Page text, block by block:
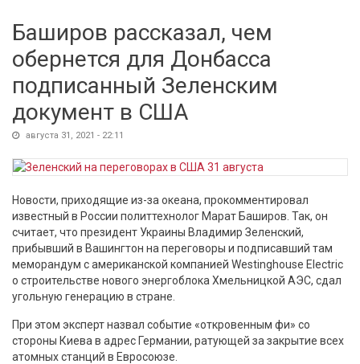
Баширов рассказал, чем
обернется для Донбасса
подписанный Зеленским
документ в США
августа 31, 2021 - 22:11
Новости, приходящие из-за океана, прокомментировал
известный в России политтехнолог Марат Баширов. Так, он
считает, что президент Украины Владимир Зеленский,
прибывший в Вашингтон на переговоры и подписавший там
меморандум с американской компанией Westinghouse Electric
о строительстве нового энергоблока Хмельницкой АЭС, сдал
угольную генерацию в стране.
При этом эксперт назвал событие «откровенным фи» со
стороны Киева в адрес Германии, ратующей за закрытие всех
атомных станций в Евросоюзе.